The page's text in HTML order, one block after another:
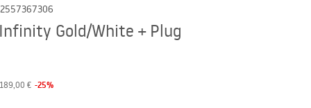
Gold/White + Plug
189,00 € -25%